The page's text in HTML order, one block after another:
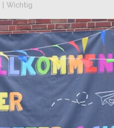
Wichtig